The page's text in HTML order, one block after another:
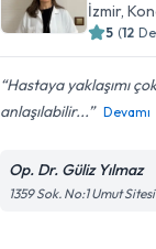
İzmir,
5 (12
Hastaya yaklaşımı
anlaşılabilir...
Devamı
Op. Dr. Güliz Yılmaz
1359 Sok. No:1 Umut